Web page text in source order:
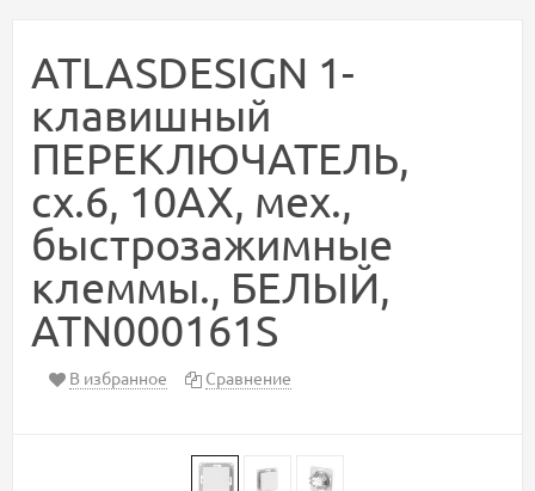
ATLASDESIGN 1-
клавишный
ПЕРЕКЛЮЧАТЕЛЬ,
сх.6, 10АХ, мех.,
быстрозажимные
клеммы., БЕЛЫЙ,
ATN000161S
В избранное Сравнение